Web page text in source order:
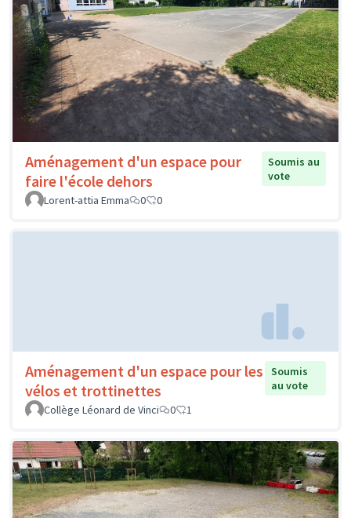
Aménagement d'un espace pour
faire l'école dehors
Soumis au
vote
Lorent-attia Emma
0 0
Aménagement d'un espace pour les
vélos et trottinettes
Soumis
au vote
Collège Léonard de Vinci
0 1